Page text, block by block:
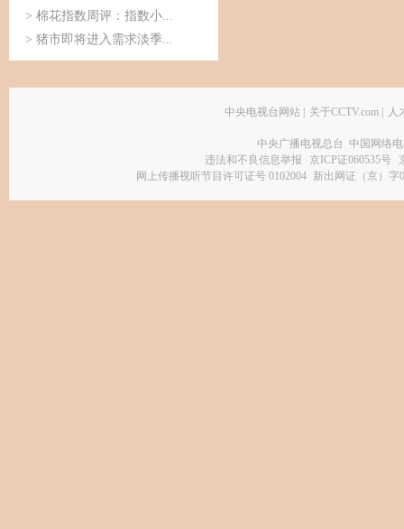
> 棉花指数周评：指数小...
> 猪市即将进入需求淡季...
中央电视台网站 关于CCTV.com 人
中央广播电视总台 中国网络
违法和不良信息举报
京ICP证060535号
网上传播视听节目许可证号 0102004 新出网证（京）